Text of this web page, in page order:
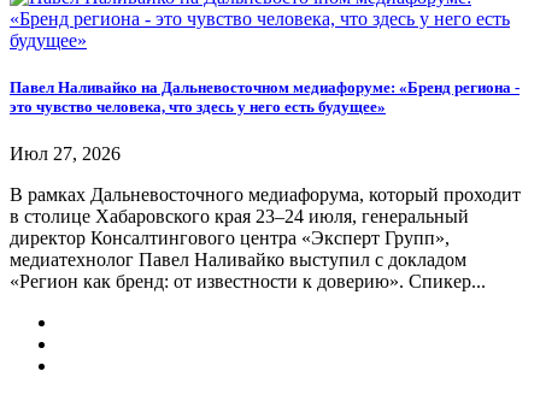
Павел Наливайко на Дальневосточном медиафоруме: «Бренд региона -
это чувство человека, что здесь у него есть будущее»
Июл 27, 2026
В рамках Дальневосточного медиафорума, который проходит
в столице Хабаровского края 23–24 июля, генеральный
директор Консалтингового центра «Эксперт Групп»,
медиатехнолог Павел Наливайко выступил с докладом
«Регион как бренд: от известности к доверию». Спикер...